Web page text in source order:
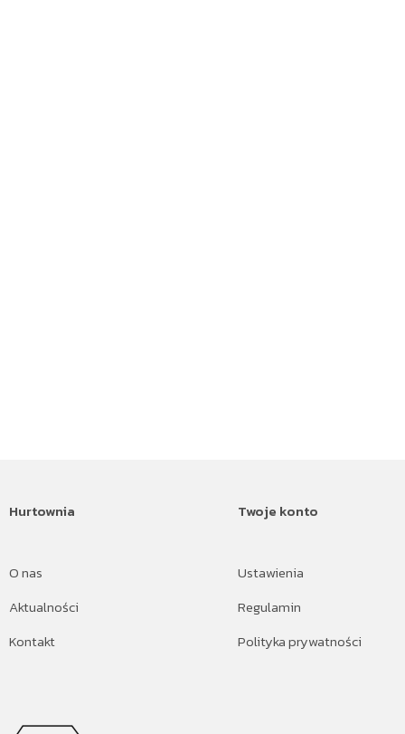
Hurtownia
O nas
Aktualności
Kontakt
Twoje konto
Ustawienia
Regulamin
Polityka prywatności